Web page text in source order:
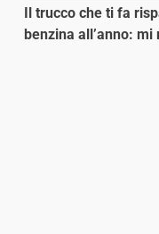
Il trucco che ti fa
benzina all’anno: